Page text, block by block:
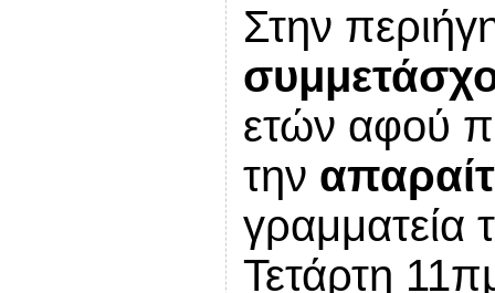
Στην
ετών αφού
την
γραμματεία
Τετάρτη